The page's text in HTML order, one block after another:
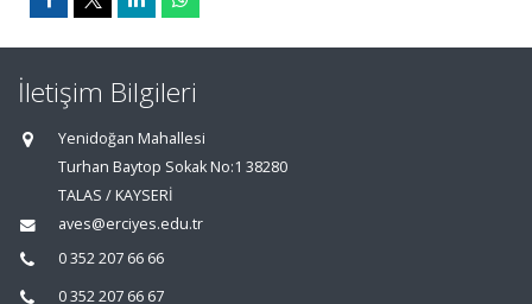
İletişim Bilgileri
Yenidoğan Mahallesi
Turhan Baytop Sokak No:1 38280
TALAS / KAYSERİ
aves@erciyes.edu.tr
0 352 207 66 66
0 352 207 66 67